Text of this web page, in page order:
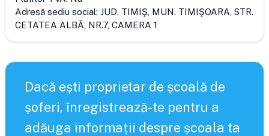
Adresă sediu social: JUD. TIMIŞ, MUN. TIMIŞOARA, STR.
CETATEA ALBĂ, NR.7, CAMERA 1
Dacă ești proprietar de școală de
șoferi, înregistrează-te pentru a
adăuga informații despre școala ta